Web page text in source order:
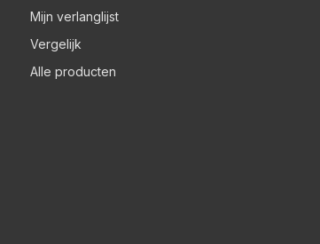
Mijn verlanglijst
Vergelijk
Alle producten